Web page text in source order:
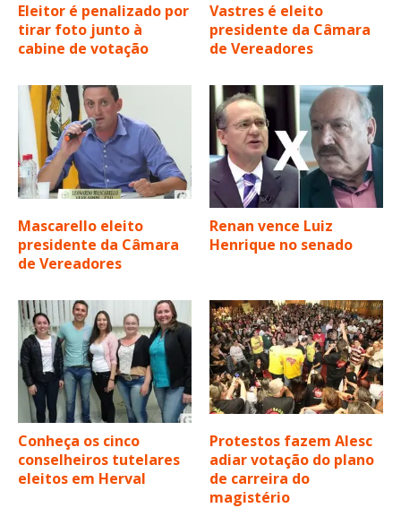
Eleitor é penalizado por
tirar foto junto à
cabine de votação
Vastres é eleito
presidente da Câmara
de Vereadores
Mascarello eleito
presidente da Câmara
de Vereadores
Renan vence Luiz
Henrique no senado
Conheça os cinco
conselheiros tutelares
eleitos em Herval
Protestos fazem Alesc
adiar votação do plano
de carreira do
magistério